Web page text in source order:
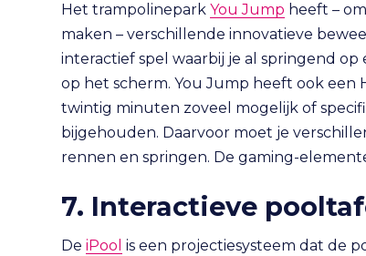
Het trampolinepark You Jump heeft –
maken – verschillende innovatieve
interactief spel waarbij je al springend
op het scherm. You Jump heeft ook een
twintig minuten zoveel mogelijk of
bijgehouden. Daarvoor moet je
rennen en springen. De gaming-
7. Interactieve
De iPool is een projectiesysteem dat de